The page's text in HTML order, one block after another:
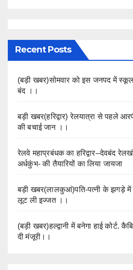
Recent Posts
(बड़ी खबर)सोमवार को इस जनपद में
बंद ।।
बड़ी खबर(हरिद्वार) रेलयात्रा से पहले
की बचाई जान ।।
रेलवे महाप्रबंधक का हरिद्वार–देवबंद
अर्धकुंभ- की तैयारियों का लिया जायजा
बड़ी खबर(लालकुआं)पति-पत्नी के झगड़े में
लूट ली इज्जत ।।
(बड़ी खबर)हल्द्वानी में बनेगा हाई कोर्ट.
दी मंजूरी।।